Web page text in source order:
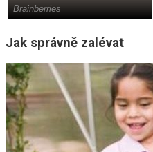
Jak správně zalévat